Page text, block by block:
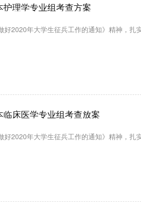
理学专业组考查方案
2020年大学生征兵工作的通知》精神，扎
床医学专业组考查放案
2020年大学生征兵工作的通知》精神，扎